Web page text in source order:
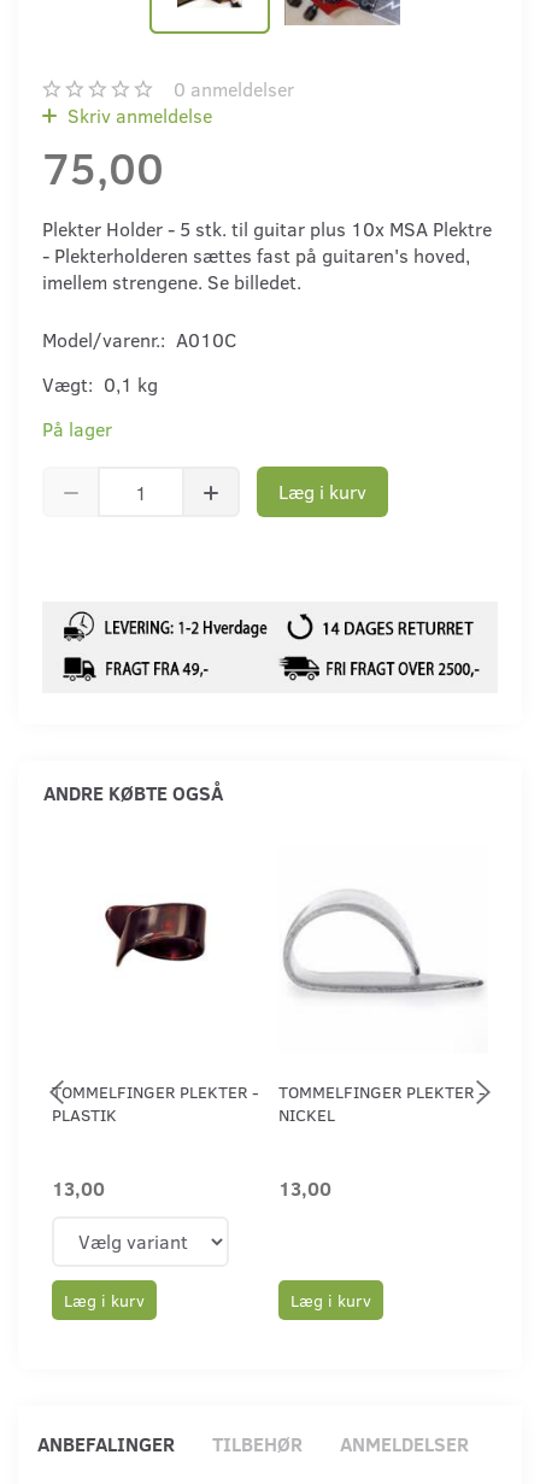
0 anmeldelser
Skriv anmeldelse
75,00
Plekter Holder - 5 stk. til guitar plus 10x MSA Plektre
- Plekterholderen sættes fast på guitaren's hoved,
imellem strengene. Se billedet.
Model/varenr.: A010C
Vægt: 0,1 kg
På lager
Læg i kurv
ANDRE KØBTE OGSÅ
TOMMELFINGER PLEKTER -
PLASTIK
13,00
Læg i kurv
TOMMELFINGER PLEKTER -
NICKEL
13,00
Læg i kurv
ANBEFALINGER TILBEHØR ANMELDELSER